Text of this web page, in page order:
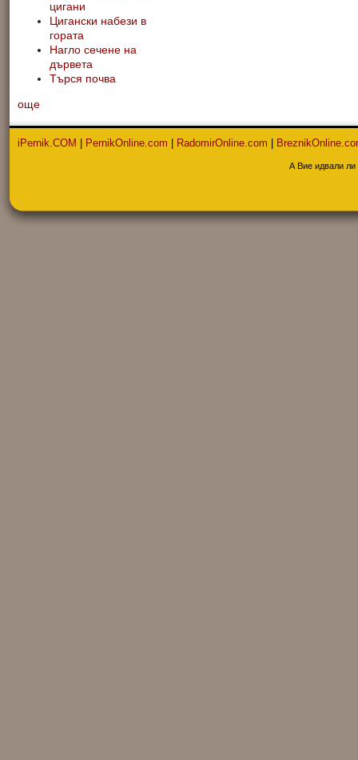
цигани
Цигански набези в
гората
Нагло сечене на
дървета
Търся почва
още
iPernik.COM | PernikOnline.com | RadomirOnline.com |
А Вие идвали